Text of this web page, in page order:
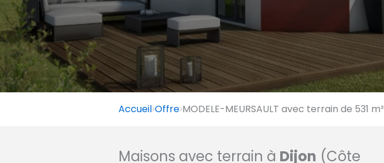
Accueil Offre MODELE-MEURSAULT avec terrain de 531 m²
Maisons avec terrain à Dijon (Côte